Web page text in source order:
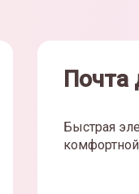
Почта
Быстрая